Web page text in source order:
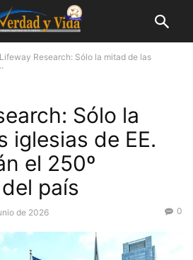
Lifeway Research: Sólo la mitad de las
Sólo la
iglesias de EE.
el 250º
país
de 2026 0